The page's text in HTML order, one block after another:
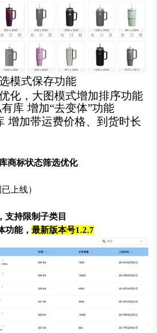
模式保存功能
化，大图模式增加排序功能
库 增加“去变体”功能
增加带运费价格、到货时长
商标状态筛选优化
上线）
支持限制子类目
功能， 最新版本号1.2.7